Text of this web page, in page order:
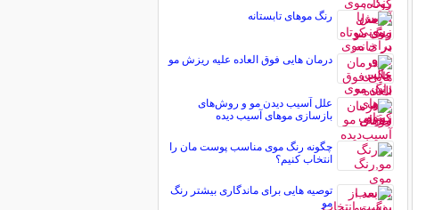
رنگ موهای تابستانه
درمان هایی فوق العاده علیه ریزش مو
علل آسیب دیدن مو و روش‌های
بازسازی موهای آسیب دیده
چگونه رنگ موی مناسب پوست مان را
انتخاب کنیم؟
توصیه هایی برای ماندگاری بیشتر رنگ
مو